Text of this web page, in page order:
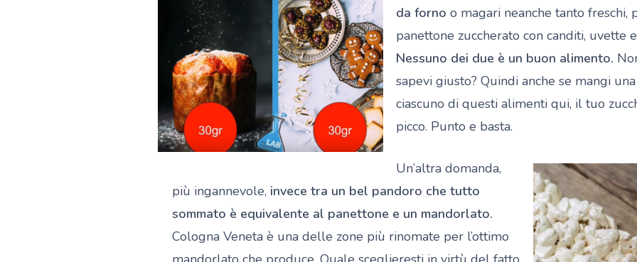
da forno o magari neanche tanto
panettone zuccherato con canditi, uvette
Nessuno dei due è un buon alimento.
sapevi giusto? Quindi anche se mangi
ciascuno di questi alimenti qui, il tuo
picco. Punto e basta.
Un’altra domanda,
più ingannevole, invece tra un bel pandoro che tutto
sommato è equivalente al panettone e un mandorlato.
Cologna Veneta è una delle zone più rinomate per l’ottimo